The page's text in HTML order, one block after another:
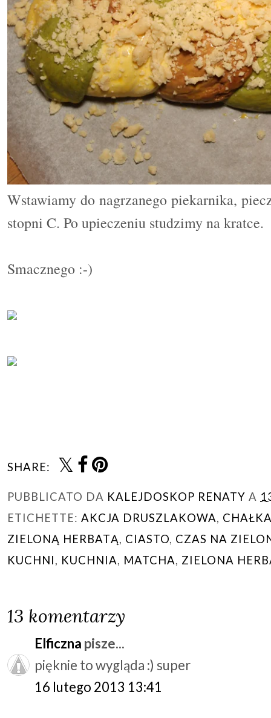
Wstawiamy do nagrzanego piekarnika,
stopni C. Po upieczeniu studzimy na kratce.
Smacznego :-)
SHARE:
PUBBLICATO DA KALEJDOSKOP RENATY A
ETICHETTE: AKCJA DRUSZLAKOWA,
ZIELONĄ HERBATĄ, CIASTO, CZAS NA
KUCHNI, KUCHNIA, MATCHA, ZIELONA
13 komentarzy
Elficzna pisze...
pięknie to wygląda :) super
16 lutego 2013 13:41